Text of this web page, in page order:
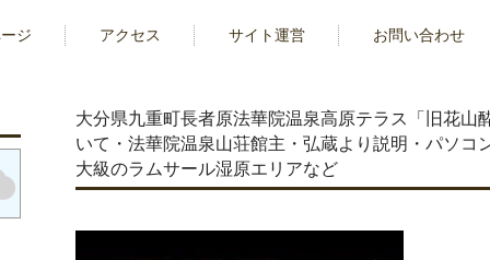
ジ アクセス サイト運営 お問い合わせ
大分県九重町長者原法華院温泉高原テラス「旧花山
いて・法華院温泉山荘館主・弘蔵より説明・パソコ
大級のラムサール湿原エリアなど